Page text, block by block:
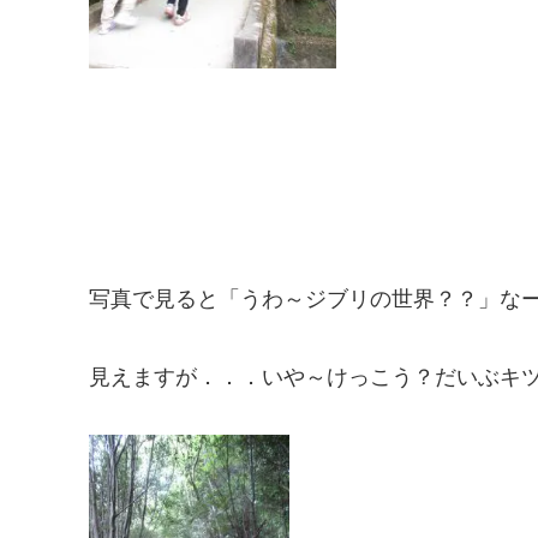
写真で見ると「うわ～ジブリの世界？？」な
見えますが．．．いや～けっこう？だいぶキ